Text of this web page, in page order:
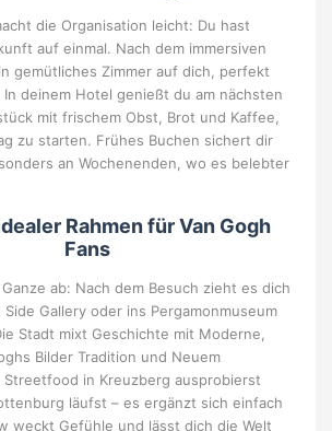
die Organisation leicht: Du hast
auf einmal. Nach dem immersiven
gemütliches Zimmer auf dich, perfekt
In deinem Hotel genießt du am nächsten
mit frischem Obst, Brot und Kaffee,
zu starten. Frühes Buchen sichert dir
an Wochenenden, wo es belebter
Rahmen für Van Gogh
Fans
ab: Nach dem Besuch zieht es dich
Gallery oder ins Pergamonmuseum
Stadt mixt Geschichte mit Moderne,
Bilder Tradition und Neuem
in Kreuzberg ausprobierst
läufst – es ergänzt sich einfach
weckt Gefühle und lässt dich die Welt